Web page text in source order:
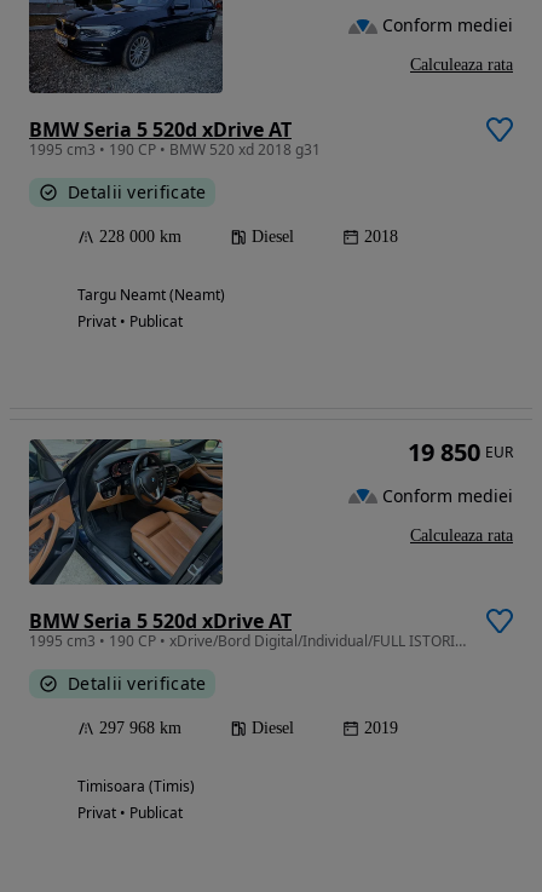
BMW Seria 5 520d xDrive AT
1995 cm3 • 190 CP • BMW 520 xd 2018 g31
Detalii verificate
228 000 km Diesel 2018
Targu Neamt (Neamt)
Privat • Publicat
Conform mediei
Calculeaza rata
BMW Seria 5 520d xDrive AT
1995 cm3 • 190 CP • xDrive/Bord Digital/Individual/FULL ISTORIC KM
Detalii verificate
297 968 km Diesel 2019
Timisoara (Timis)
Privat • Publicat
19 850 EUR
Conform mediei
Calculeaza rata